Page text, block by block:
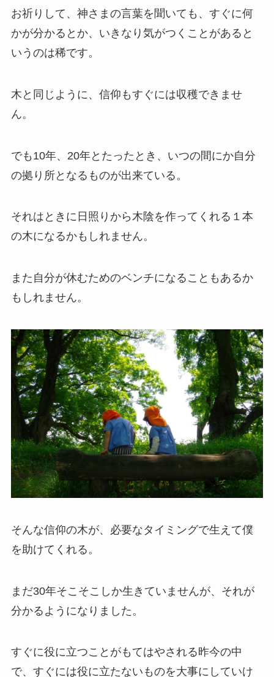
お祈りして、神さまの言葉を聞いても、すぐに何
かが分かるとか、いきなり気がつくことがあると
いうのは稀です。
木と同じように、信仰もすぐには収穫できませ
ん。
でも10年、20年とたったとき、いつの間にか自分
の拠り所となるものが出来ている。
それはときに日照りから木陰を作ってくれる１本
の木になるかもしれません。
また自分が休むためのベンチになることもあるか
もしれません。
そんな信仰の木が、必要なタイミングで生えて僕
を助けてくれる。
まだ30年そこそこしか生きていませんが、それが
分かるようになりました。
すぐに役に立つことがもてはやされる昨今の中
で、すぐには役に立たないものを大事にしていけ